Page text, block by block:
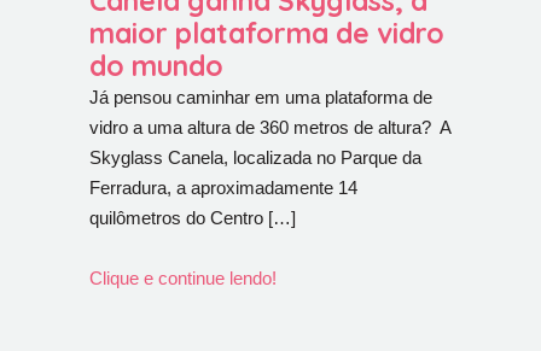
maior plataforma de vidro
do mundo
Já pensou caminhar em uma plataforma de
vidro a uma altura de 360 metros de altura? A
Skyglass Canela, localizada no Parque da
Ferradura, a aproximadamente 14
quilômetros do Centro […]
Clique e continue lendo!